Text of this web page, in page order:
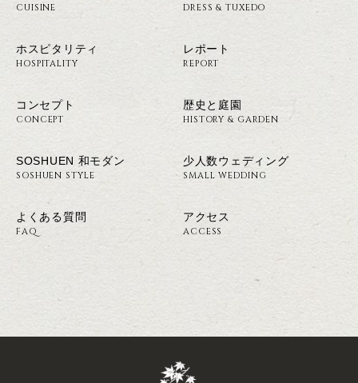
CUISINE DRESS & TUXEDO
ホスピタリティ
HOSPITALITY
レポート
REPORT
コンセプト
CONCEPT
歴史と庭園
HISTORY & GARDEN
SOSHUEN 和モダン
SOSHUEN STYLE
少人数ウェディング
SMALL WEDDING
よくある質問
FAQ
アクセス
ACCESS